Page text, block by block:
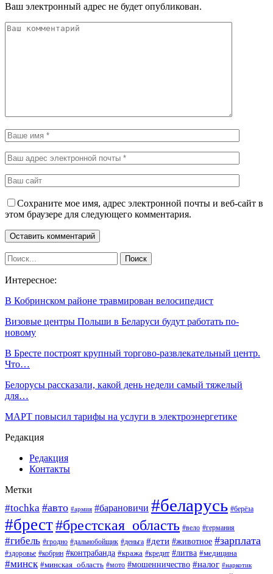
Ваш электронный адрес не будет опубликован.
Сохраните мое имя, адрес электронной почты и веб-сайт в
этом браузере для следующего комментария.
Интересное:
В Кобринском районе травмирован велосипедист
Визовые центры Польши в Беларуси будут работать по-
новому
В Бресте построят крупный торгово-развлекательный центр.
Что…
Белорусы рассказали, какой день недели самый тяжелый
для…
МАРТ повысил тарифы на услуги в электроэнергетике
Редакция
Редакция
Контакты
Метки
#tochka #авто #армия #барановичи #беларусь #берёза
#брест#брестская_область #вело #германия
#гибель #гродно #дальнобойщик #деньга #дети #животное #зарплата
#здоровье #кобрин #контрабанда #кража #кредит #литва #медицина
#минск #минская_область #мото #мошенничество #налог #наркотик